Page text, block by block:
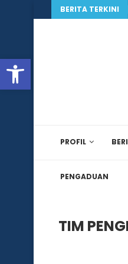
BERITA TERKINI
PROFIL
PENGADUAN
TIM
Open toolbar